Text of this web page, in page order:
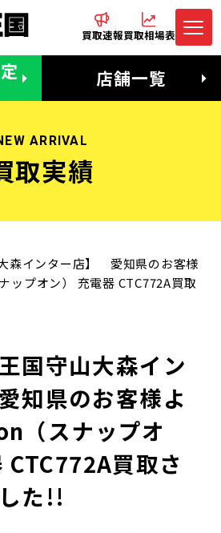
買取速報買取相場表
店舗一覧
休日
電話でお問合わせ
営業時間：11:00〜20:00
ARRIVAL
取実績
森インター店】 愛知県のお客様
プオン） 充電器 CTC772A買取
国守山大森イン
知県のお客様よ
（スナップオ
CTC772A買取さ
た!!